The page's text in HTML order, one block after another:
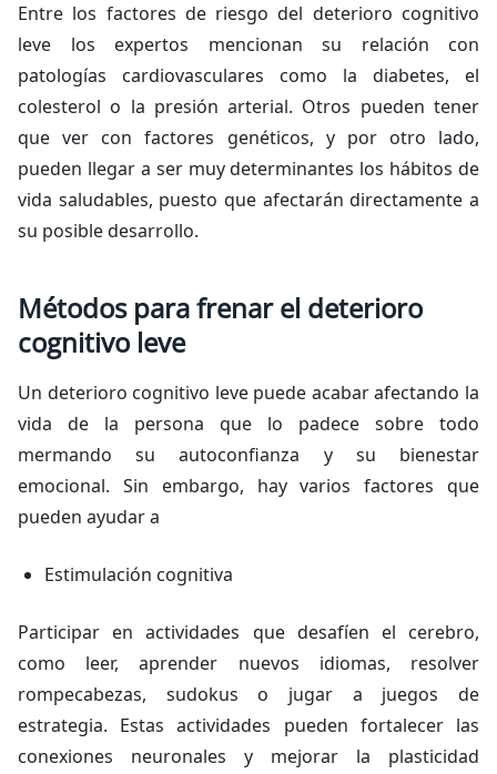
Entre los factores de riesgo del deterioro cognitivo
leve los expertos mencionan su relación con
patologías cardiovasculares como la diabetes, el
colesterol o la presión arterial. Otros pueden tener
que ver con factores genéticos, y por otro lado,
pueden llegar a ser muy determinantes los hábitos de
vida saludables, puesto que afectarán directamente a
su posible desarrollo.
Métodos para frenar el deterioro
cognitivo leve
Un deterioro cognitivo leve puede acabar afectando la
vida de la persona que lo padece sobre todo
mermando su autoconfianza y su bienestar
emocional. Sin embargo, hay varios factores que
pueden ayudar a
Estimulación cognitiva
Participar en actividades que desafíen el cerebro,
como leer, aprender nuevos idiomas, resolver
rompecabezas, sudokus o jugar a juegos de
estrategia. Estas actividades pueden fortalecer las
conexiones neuronales y mejorar la plasticidad